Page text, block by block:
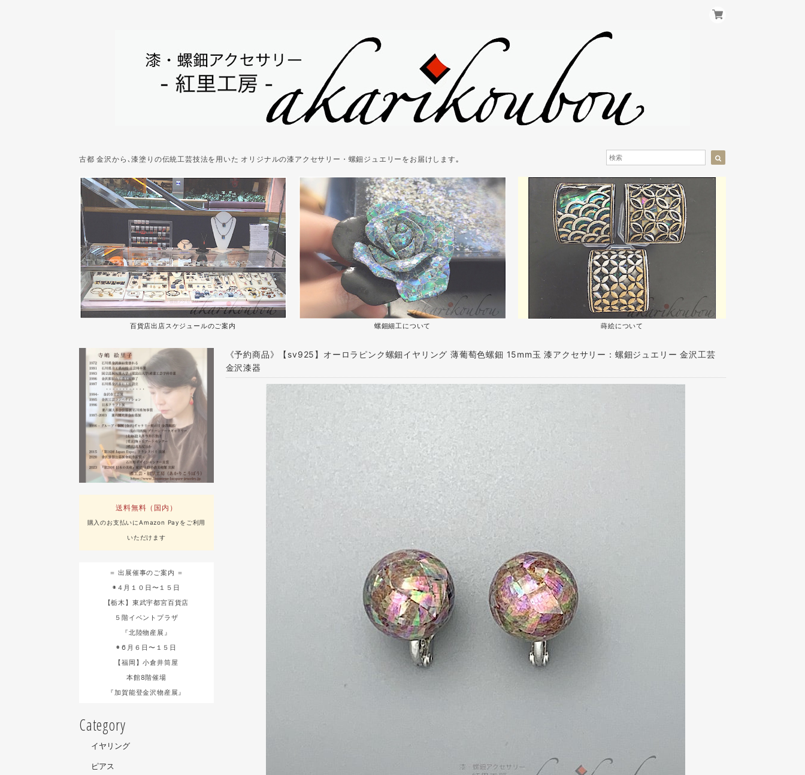
古都 金沢から､漆塗りの伝統工芸技法を用いた オリジナルの漆アクセサリー・螺鈿ジュエリーをお届けします｡
百貨店出店スケジュールのご案内 螺鈿細工について 蒔絵について
送料無料（国内）
購入のお支払いにAmazon Payをご利用
いただけます
＝ 出展催事のご案内 ＝
◉４月１０日〜１５日
【栃木】東武宇都宮百貨店
５階イベントプラザ
『北陸物産展』
◉６月６日〜１５日
【福岡】小倉井筒屋
本館8階催場
『加賀能登金沢物産展』
Category
イヤリング
ピアス
《予約商品》【sv925】オーロラピンク螺鈿イヤリング 薄葡萄色螺鈿 15mm玉 漆アクセサリー：螺鈿ジュエリー 金沢工芸
金沢漆器